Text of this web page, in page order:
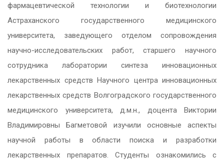
фармацевтической технологии и биотехнологии
Астраханского государственного медицинского
университета, заведующего отделом сопровождения
научно-исследовательских работ, старшего научного
сотрудника лаборатории синтеза инновационных
лекарственных средств Научного центра инновационных
лекарственных средств Волгоградского государственного
медицинского университета, д.м.н., доцента Виктории
Владимировны Багметовой изучили основные аспекты
научной работы в области поиска и разработки
лекарственных препаратов. Студенты ознакомились с